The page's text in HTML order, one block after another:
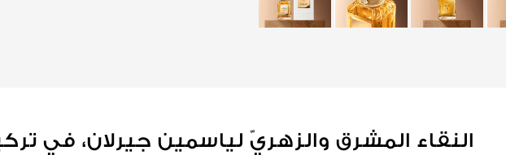
النقاء المشرق والزهريّ لياسمين جيرلان، في